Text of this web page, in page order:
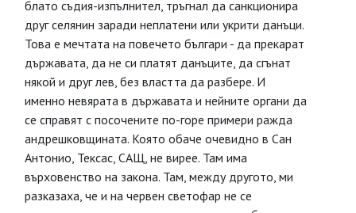
блато съдия-изпълнител, тръгнал да санкционира
друг селянин заради неплатени или укрити данъци.
Това е мечтата на повечето българи - да прекарат
държавата, да не си платят данъците, да сгънат
някой и друг лев, без властта да разбере. И
именно невярата в държавата и нейните органи да
се справят с посочените по-горе примери ражда
андрешковщината. Която обаче очевидно в Сан
Антонио, Тексас, САЩ, не вирее. Там има
върховенство на закона. Там, между другото, ми
разказаха, че и на червен светофар не се